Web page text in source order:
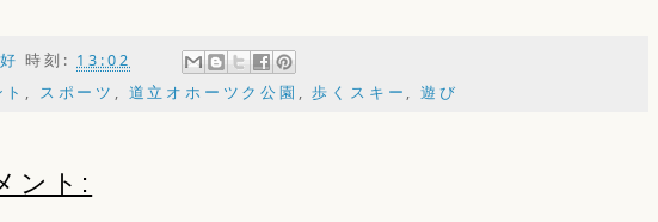
時刻: 13:02
, スポーツ , 道立オホーツク公園 ,歩くスキー ,遊び
ント: